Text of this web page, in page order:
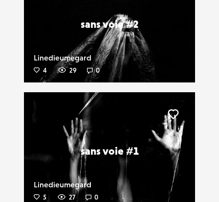
sans voie #2
Linedieumegard
4 29 0
sans voie #1
Linedieumegard
5 27 0